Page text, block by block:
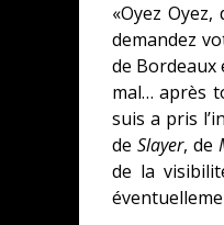
«Oyez
demandez
de Bordeaux
mal… après
suis a pris
de Slayer, de
de la